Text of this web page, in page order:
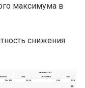
максимума в
снижения